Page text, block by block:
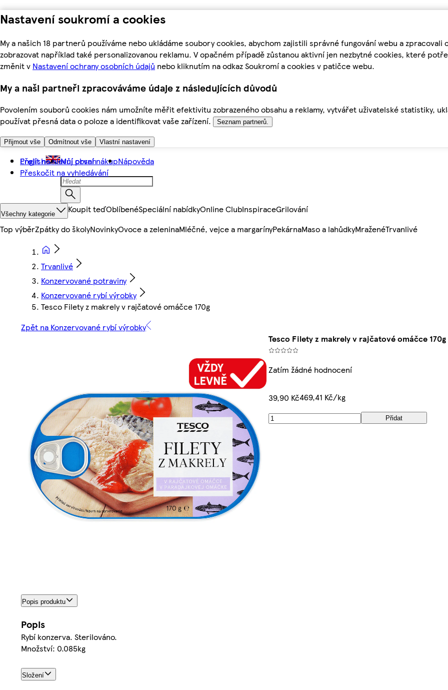
Nastavení soukromí a cookies
My a našich 18 partnerů používáme nebo ukládáme soubory cookies, abychom zajistili správné fungování webu a
zobrazovat například také personalizovanou reklamu. V opačném případě zůstanou aktivní jen nezbytné cookies, které
změnit v Nastavení ochrany osobních údajů nebo kliknutím na odkaz Soukromí a cookies v patičce webu.
My a naši partneři zpracováváme údaje z následujících důvodů
Povolením souborů cookies nám umožníte měřit efektivitu zobrazeného obsahu a reklamy, vytvářet uživatelské statistiky,
používat přesná data o poloze a identifikovat vaše zařízení.
Seznam partnerů.
Přijmout vše Odmítnout vše Vlastní nastavení
Přejít na hlavní obsah
Přeskočit na vyhledávání
English Můj první nákupNápověda
Všechny kategorie Koupit teďOblíbenéSpeciální nabídkyOnline ClubInspiraceGrilování
Top výběrZpátky do školyNovinkyOvoce a zeleninaMléčné, vejce a margarínyPekárnaMaso a lahůdkyMraženéTrvanlivé
Trvanlivé
Konzervované potraviny
Konzervované rybí výrobky
Tesco Filety z makrely v rajčatové omáčce 170g
Zpět na Konzervované rybí výrobky
Tesco Filety z makrely v rajčatové omáčce 170g
Zatím žádné hodnocení
39,90 Kč469,41 Kč/kg
Přidat
Popis produktu
Popis
Rybí konzerva. Sterilováno.
Množství: 0.085kg
Složení